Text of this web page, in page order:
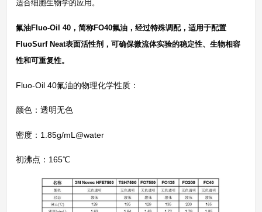
适合细胞生物学的应用。
氟油Fluo-Oil 40，简称FO40氟油，经过特殊调配，适用于配置
FluoSurf Neat表面活性剂，可确保微流体实验的稳定性、生物相容
性和可重复性。
Fluo-Oil 40氟油的物理化学性质：
颜色：透明无色
密度：1.85g/mL@water
初沸点：165℃